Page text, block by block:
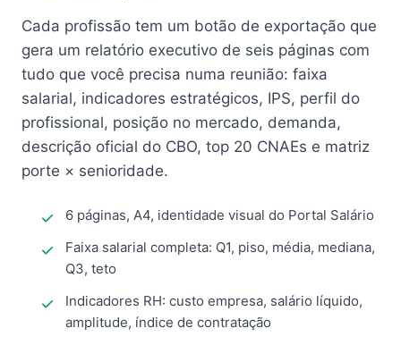
Cada profissão tem um botão de exportação que
gera um relatório executivo de seis páginas com
tudo que você precisa numa reunião: faixa
salarial, indicadores estratégicos, IPS, perfil do
profissional, posição no mercado, demanda,
descrição oficial do CBO, top 20 CNAEs e matriz
porte × senioridade.
6 páginas, A4, identidade visual do Portal Salário
Faixa salarial completa: Q1, piso, média, mediana,
Q3, teto
Indicadores RH: custo empresa, salário líquido,
amplitude, índice de contratação